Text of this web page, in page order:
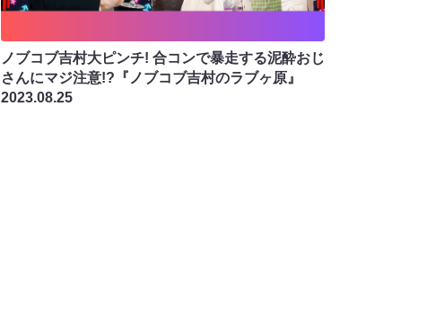
ノブコブ吉村大ピンチ! 合コンで暴走する泥酔おじ
さんにマジ注意!?『ノブコブ吉村のラブヶ原』
2023.08.25